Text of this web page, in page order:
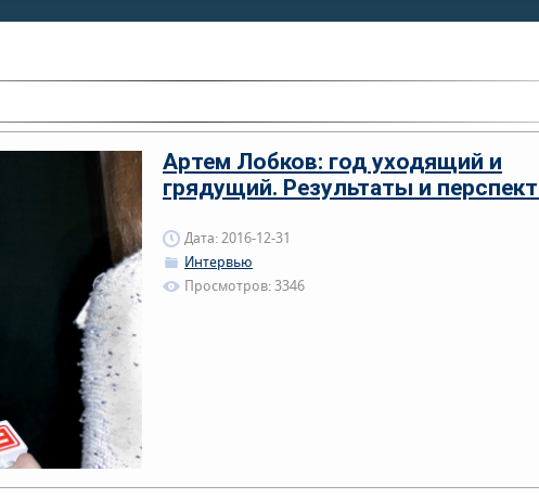
Артем Лобков: год уходящий и
грядущий. Результаты и
Дата: 2016-12-31
Интервью
Просмотров: 3346